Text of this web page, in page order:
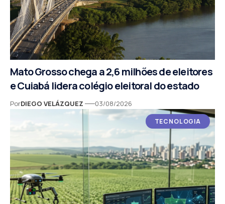
Mato Grosso chega a 2,6 milhões de eleitores
e Cuiabá lidera colégio eleitoral do estado
PorDIEGO VELÁZQUEZ 03/08/2026
TECNOLOGIA